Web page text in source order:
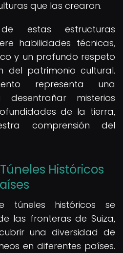
que las crearon.
estas estructuras
habilidades técnicas,
y un profundo respeto
del patrimonio cultural.
representa una
misterios
de la tierra,
comprensión del
Históricos
túneles históricos se
las fronteras de Suiza,
una diversidad de
en diferentes países.